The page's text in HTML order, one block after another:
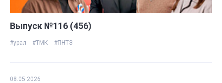
Выпуск №116 (456)
#урал #ТМК #ПНТЗ
08.05.2026